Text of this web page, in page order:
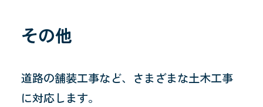
その他
道路の舗装工事など、さまざまな土木工事
に対応します。